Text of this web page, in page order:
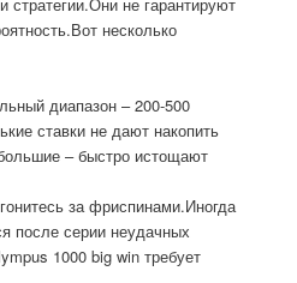
несколько
диапазон – 200-500
ставки не дают накопить
– быстро истощают
за фриспинами.Иногда
после серии неудачных
1000 big win требует